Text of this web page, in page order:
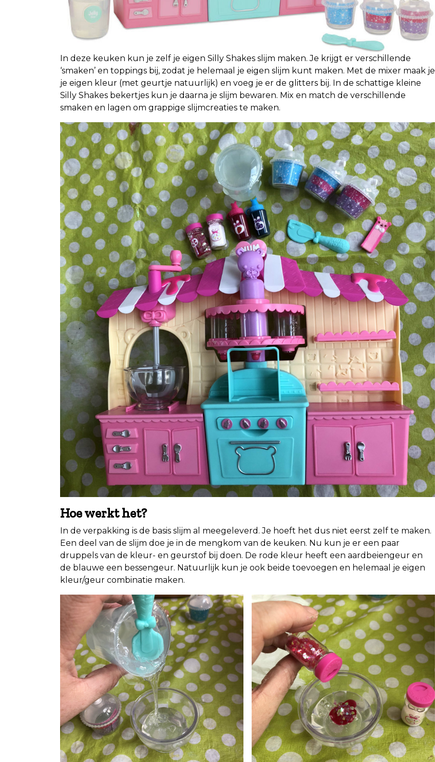
In deze keuken kun je zelf je eigen Silly Shakes slijm maken. Je krijgt er verschillende
‘smaken’ en toppings bij, zodat je helemaal je eigen slijm kunt maken. Met de mixer maak je
je eigen kleur (met geurtje natuurlijk) en voeg je er de glitters bij. In de schattige kleine
Silly Shakes bekertjes kun je daarna je slijm bewaren. Mix en match de verschillende
smaken en lagen om grappige slijmcreaties te maken.
Hoe werkt het?
In de verpakking is de basis slijm al meegeleverd. Je hoeft het dus niet eerst zelf te maken.
Een deel van de slijm doe je in de mengkom van de keuken. Nu kun je er een paar
druppels van de kleur- en geurstof bij doen. De rode kleur heeft een aardbeiengeur en
de blauwe een bessengeur. Natuurlijk kun je ook beide toevoegen en helemaal je eigen
kleur/geur combinatie maken.